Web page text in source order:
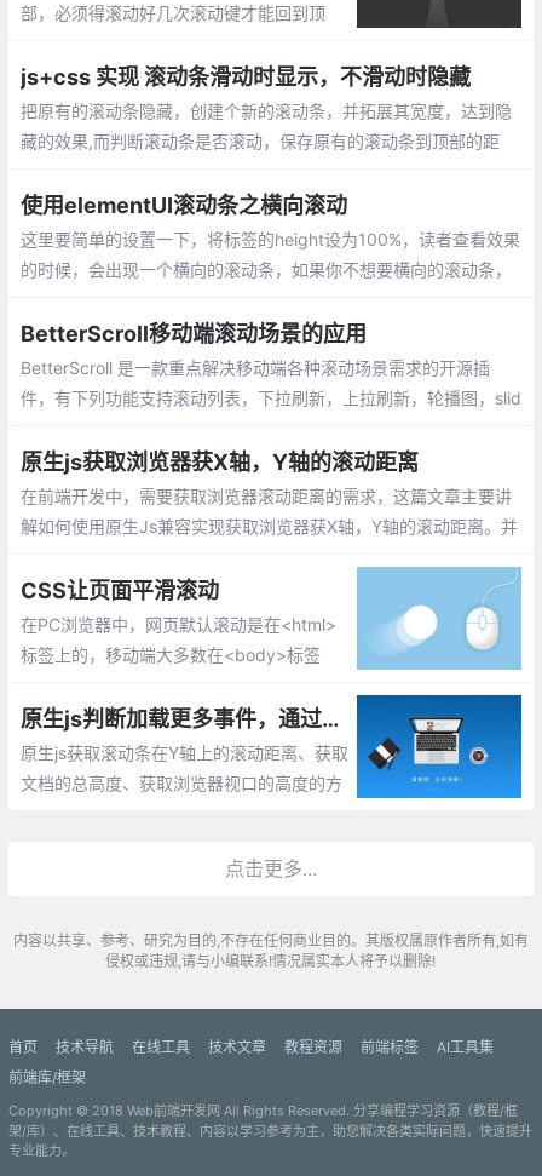
部，必须得滚动好几次滚动键才能回到顶
钮，用户点击一下，就可以回到顶部，对于
用户来说，是一个比较好的体验。
js+css 实现 滚动条滑动时显示，不滑动时隐藏
把原有的滚动条隐藏，创建个新的滚动条，并拓展其宽度，达到隐
藏的效果,而判断滚动条是否滚动，保存原有的滚动条到顶部的距
使用elementUI滚动条之横向滚动
这里要简单的设置一下，将标签的height设为100%，读者查看效果
的时候，会出现一个横向的滚动条，如果你不想要横向的滚动条，
BetterScroll移动端滚动场景的应用
BetterScroll 是一款重点解决移动端各种滚动场景需求的开源插
件，有下列功能支持滚动列表，下拉刷新，上拉刷新，轮播图，slid
淡出来确保滚动的流畅。
原生js获取浏览器获X轴，Y轴的滚动距离
在前端开发中，需要获取浏览器滚动距离的需求，这篇文章主要讲
解如何使用原生Js兼容实现获取浏览器获X轴，Y轴的滚动距离。并
CSS让页面平滑滚动
在PC浏览器中，网页默认滚动是在<html>
标签上的，移动端大多数在<body>标签
么一条规则：凡是需要滚动的地方都加一句s
croll-behavior:smooth就好了！
原生js判断加载更多事件，通过获取页面滚动距离、文档总高度、浏览器视口高度
原生js获取滚动条在Y轴上的滚动距离、获取
文档的总高度、获取浏览器视口的高度的方
点击更多...
内容以共享、参考、研究为目的,不存在任何商业目的。其版权属原作者所有,如有
侵权或违规,请与小编联系!情况属实本人将予以删除!
首页 技术导航 在线工具 技术文章 教程资源 前端标签
AI工具集
前端库/框架